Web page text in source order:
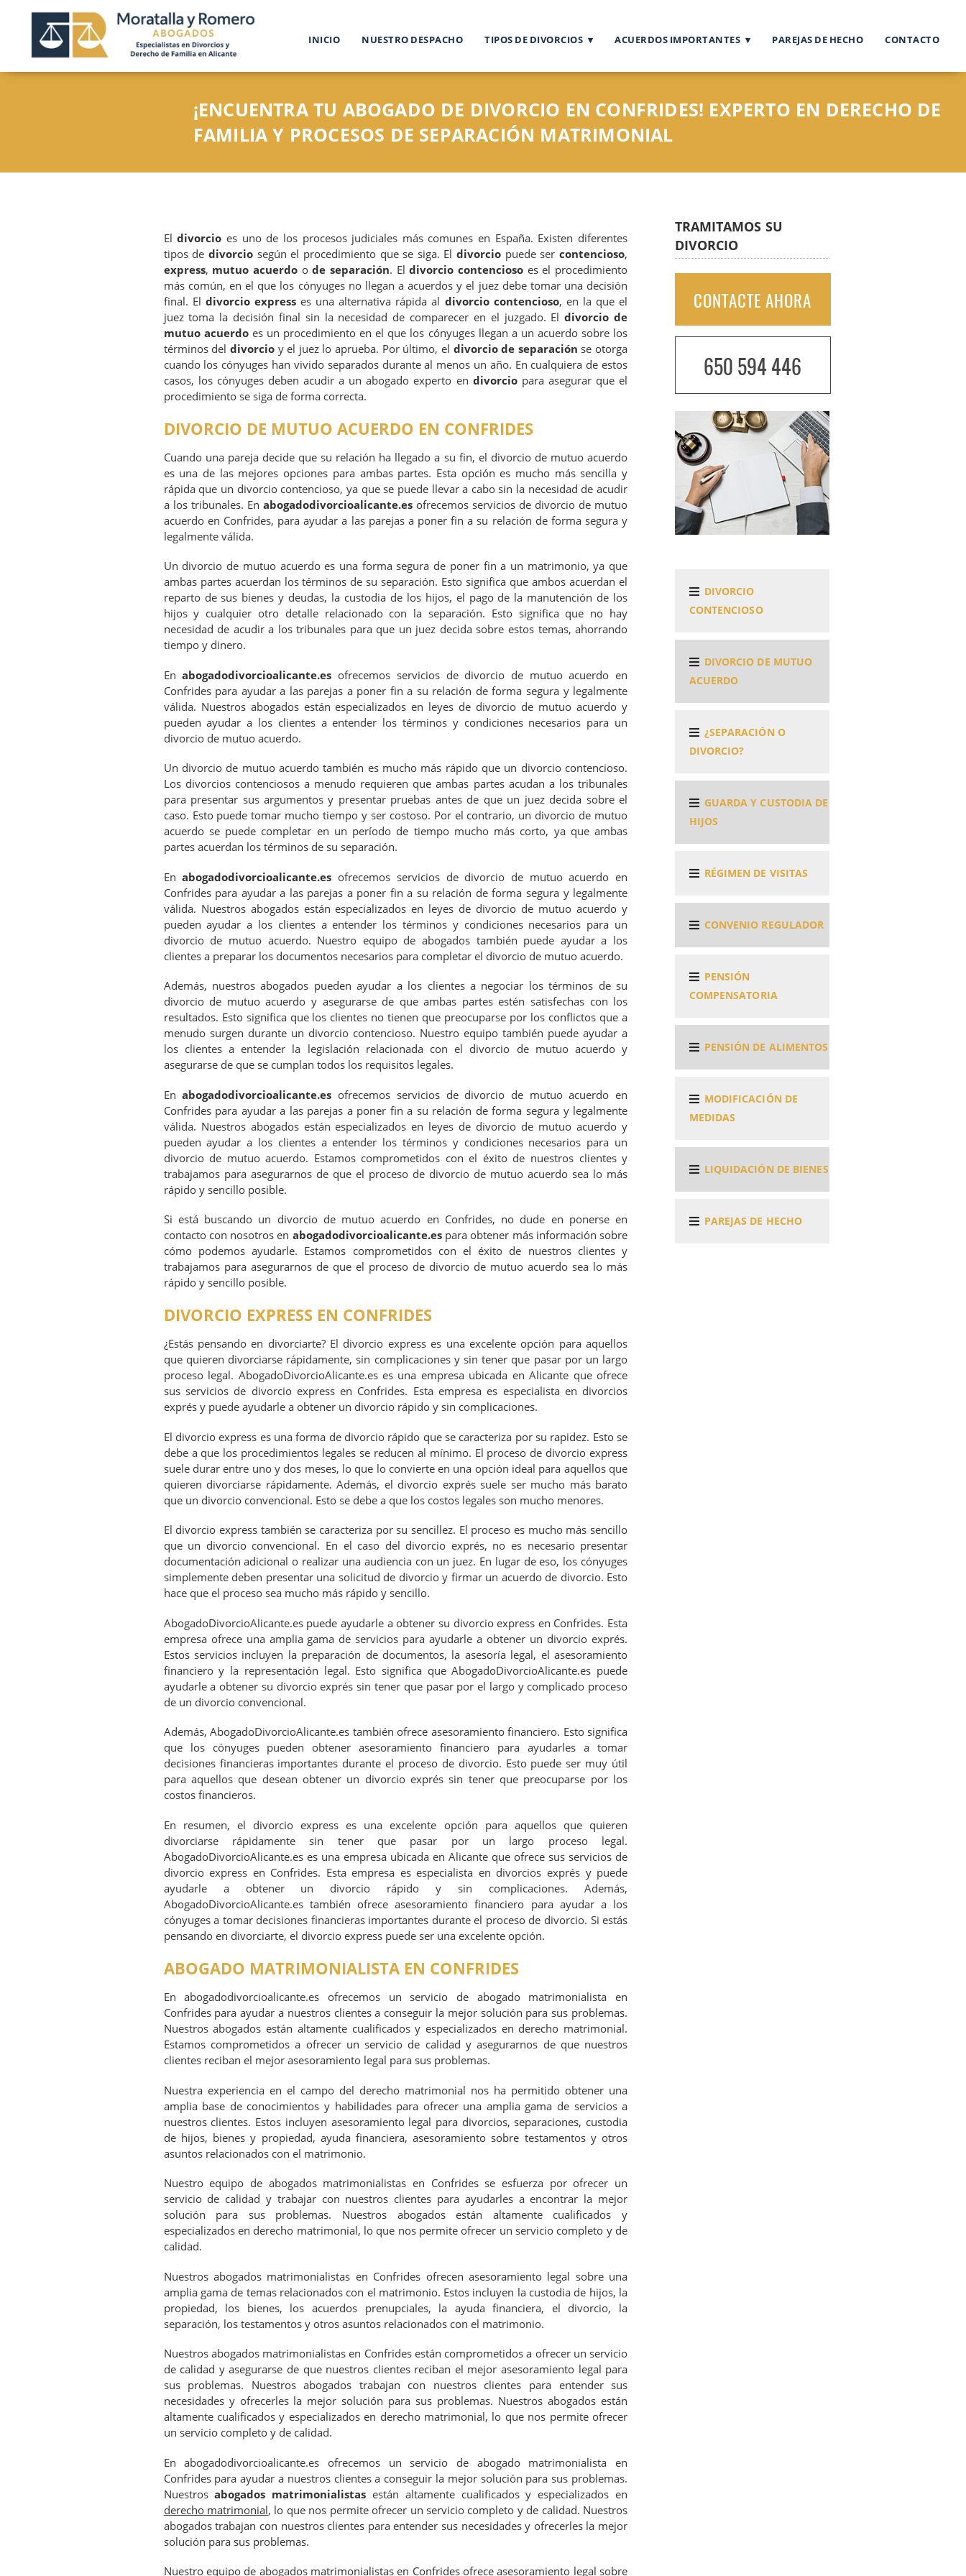
INICIO NUESTRO DESPACHO TIPOS DE DIVORCIOS ACUERDOS IMPORTANTES PAREJAS DE HECHO CONTACTO
¡ENCUENTRA TU ABOGADO DE DIVORCIO EN CONFRIDES! EXPERTO EN DERECHO DE
FAMILIA Y PROCESOS DE SEPARACIÓN MATRIMONIAL
Eldivorcio es uno de los procesos judiciales más comunes en España. Existen diferentes
tipos de divorciosegún el procedimiento que se siga. Eldivorcio puede sercontencioso,
express, mutuo acuerdo ode separación. Eldivorcio contencioso es el procedimiento
más común, en el que los cónyuges no llegan a acuerdos y el juez debe tomar una decisión
final. El divorcio expresses una alternativa rápida al divorcio contencioso, en la que el
juez toma la decisión final sin la necesidad de comparecer en el juzgado. Eldivorcio de
mutuo acuerdoes un procedimiento en el que los cónyuges llegan a un acuerdo sobre los
términos del divorcioy el juez lo aprueba. Por último, el divorcio de separación se otorga
cuando los cónyuges han vivido separados durante al menos un año. En cualquiera de estos
casos, los cónyuges deben acudir a un abogado experto en divorciopara asegurar que el
procedimiento se siga de forma correcta.
DIVORCIO DE MUTUO ACUERDO EN CONFRIDES
Cuando una pareja decide que su relación ha llegado a su fin, el divorcio de mutuo acuerdo
es una de las mejores opciones para ambas partes. Esta opción es mucho más sencilla y
rápida que un divorcio contencioso, ya que se puede llevar a cabo sin la necesidad de acudir
a los tribunales. En abogadodivorcioalicante.esofrecemos servicios de divorcio de mutuo
acuerdo en Confrides, para ayudar a las parejas a poner fin a su relación de forma segura y
legalmente válida.
Un divorcio de mutuo acuerdo es una forma segura de poner fin a un matrimonio, ya que
ambas partes acuerdan los términos de su separación. Esto significa que ambos acuerdan el
reparto de sus bienes y deudas, la custodia de los hijos, el pago de la manutención de los
hijos y cualquier otro detalle relacionado con la separación. Esto significa que no hay
necesidad de acudir a los tribunales para que un juez decida sobre estos temas, ahorrando
tiempo y dinero.
Enabogadodivorcioalicante.es ofrecemos servicios de divorcio de mutuo acuerdo en
Confrides para ayudar a las parejas a poner fin a su relación de forma segura y legalmente
válida. Nuestros abogados están especializados en leyes de divorcio de mutuo acuerdo y
pueden ayudar a los clientes a entender los términos y condiciones necesarios para un
divorcio de mutuo acuerdo.
Un divorcio de mutuo acuerdo también es mucho más rápido que un divorcio contencioso.
Los divorcios contenciosos a menudo requieren que ambas partes acudan a los tribunales
para presentar sus argumentos y presentar pruebas antes de que un juez decida sobre el
caso. Esto puede tomar mucho tiempo y ser costoso. Por el contrario, un divorcio de mutuo
acuerdo se puede completar en un período de tiempo mucho más corto, ya que ambas
partes acuerdan los términos de su separación.
Enabogadodivorcioalicante.es ofrecemos servicios de divorcio de mutuo acuerdo en
Confrides para ayudar a las parejas a poner fin a su relación de forma segura y legalmente
válida. Nuestros abogados están especializados en leyes de divorcio de mutuo acuerdo y
pueden ayudar a los clientes a entender los términos y condiciones necesarios para un
divorcio de mutuo acuerdo. Nuestro equipo de abogados también puede ayudar a los
clientes a preparar los documentos necesarios para completar el divorcio de mutuo acuerdo.
Además, nuestros abogados pueden ayudar a los clientes a negociar los términos de su
divorcio de mutuo acuerdo y asegurarse de que ambas partes estén satisfechas con los
resultados. Esto significa que los clientes no tienen que preocuparse por los conflictos que a
menudo surgen durante un divorcio contencioso. Nuestro equipo también puede ayudar a
los clientes a entender la legislación relacionada con el divorcio de mutuo acuerdo y
asegurarse de que se cumplan todos los requisitos legales.
Enabogadodivorcioalicante.es ofrecemos servicios de divorcio de mutuo acuerdo en
Confrides para ayudar a las parejas a poner fin a su relación de forma segura y legalmente
válida. Nuestros abogados están especializados en leyes de divorcio de mutuo acuerdo y
pueden ayudar a los clientes a entender los términos y condiciones necesarios para un
divorcio de mutuo acuerdo. Estamos comprometidos con el éxito de nuestros clientes y
trabajamos para asegurarnos de que el proceso de divorcio de mutuo acuerdo sea lo más
rápido y sencillo posible.
Si está buscando un divorcio de mutuo acuerdo en Confrides, no dude en ponerse en
contacto con nosotros en abogadodivorcioalicante.espara obtener más información sobre
cómo podemos ayudarle. Estamos comprometidos con el éxito de nuestros clientes y
trabajamos para asegurarnos de que el proceso de divorcio de mutuo acuerdo sea lo más
rápido y sencillo posible.
DIVORCIO EXPRESS EN CONFRIDES
¿Estás pensando en divorciarte? El divorcio express es una excelente opción para aquellos
que quieren divorciarse rápidamente, sin complicaciones y sin tener que pasar por un largo
proceso legal. AbogadoDivorcioAlicante.es es una empresa ubicada en Alicante que ofrece
sus servicios de divorcio express en Confrides. Esta empresa es especialista en divorcios
exprés y puede ayudarle a obtener un divorcio rápido y sin complicaciones.
El divorcio express es una forma de divorcio rápido que se caracteriza por su rapidez. Esto se
debe a que los procedimientos legales se reducen al mínimo. El proceso de divorcio express
suele durar entre uno y dos meses, lo que lo convierte en una opción ideal para aquellos que
quieren divorciarse rápidamente. Además, el divorcio exprés suele ser mucho más barato
que un divorcio convencional. Esto se debe a que los costos legales son mucho menores.
El divorcio express también se caracteriza por su sencillez. El proceso es mucho más sencillo
que un divorcio convencional. En el caso del divorcio exprés, no es necesario presentar
documentación adicional o realizar una audiencia con un juez. En lugar de eso, los cónyuges
simplemente deben presentar una solicitud de divorcio y firmar un acuerdo de divorcio. Esto
hace que el proceso sea mucho más rápido y sencillo.
AbogadoDivorcioAlicante.es puede ayudarle a obtener su divorcio express en Confrides. Esta
empresa ofrece una amplia gama de servicios para ayudarle a obtener un divorcio exprés.
Estos servicios incluyen la preparación de documentos, la asesoría legal, el asesoramiento
financiero y la representación legal. Esto significa que AbogadoDivorcioAlicante.es puede
ayudarle a obtener su divorcio exprés sin tener que pasar por el largo y complicado proceso
de un divorcio convencional.
Además, AbogadoDivorcioAlicante.es también ofrece asesoramiento financiero. Esto significa
que los cónyuges pueden obtener asesoramiento financiero para ayudarles a tomar
decisiones financieras importantes durante el proceso de divorcio. Esto puede ser muy útil
para aquellos que desean obtener un divorcio exprés sin tener que preocuparse por los
costos financieros.
En resumen, el divorcio express es una excelente opción para aquellos que quieren
divorciarse rápidamente sin tener que pasar por un largo proceso legal.
AbogadoDivorcioAlicante.es es una empresa ubicada en Alicante que ofrece sus servicios de
divorcio express en Confrides. Esta empresa es especialista en divorcios exprés y puede
ayudarle a obtener un divorcio rápido y sin complicaciones. Además,
AbogadoDivorcioAlicante.es también ofrece asesoramiento financiero para ayudar a los
cónyuges a tomar decisiones financieras importantes durante el proceso de divorcio. Si estás
pensando en divorciarte, el divorcio express puede ser una excelente opción.
ABOGADO MATRIMONIALISTA EN CONFRIDES
En abogadodivorcioalicante.es ofrecemos un servicio de abogado matrimonialista en
Confrides para ayudar a nuestros clientes a conseguir la mejor solución para sus problemas.
Nuestros abogados están altamente cualificados y especializados en derecho matrimonial.
Estamos comprometidos a ofrecer un servicio de calidad y asegurarnos de que nuestros
clientes reciban el mejor asesoramiento legal para sus problemas.
Nuestra experiencia en el campo del derecho matrimonial nos ha permitido obtener una
amplia base de conocimientos y habilidades para ofrecer una amplia gama de servicios a
nuestros clientes. Estos incluyen asesoramiento legal para divorcios, separaciones, custodia
de hijos, bienes y propiedad, ayuda financiera, asesoramiento sobre testamentos y otros
asuntos relacionados con el matrimonio.
Nuestro equipo de abogados matrimonialistas en Confrides se esfuerza por ofrecer un
servicio de calidad y trabajar con nuestros clientes para ayudarles a encontrar la mejor
solución para sus problemas. Nuestros abogados están altamente cualificados y
especializados en derecho matrimonial, lo que nos permite ofrecer un servicio completo y de
calidad.
Nuestros abogados matrimonialistas en Confrides ofrecen asesoramiento legal sobre una
amplia gama de temas relacionados con el matrimonio. Estos incluyen la custodia de hijos, la
propiedad, los bienes, los acuerdos prenupciales, la ayuda financiera, el divorcio, la
separación, los testamentos y otros asuntos relacionados con el matrimonio.
Nuestros abogados matrimonialistas en Confrides están comprometidos a ofrecer un servicio
de calidad y asegurarse de que nuestros clientes reciban el mejor asesoramiento legal para
sus problemas. Nuestros abogados trabajan con nuestros clientes para entender sus
necesidades y ofrecerles la mejor solución para sus problemas. Nuestros abogados están
altamente cualificados y especializados en derecho matrimonial, lo que nos permite ofrecer
un servicio completo y de calidad.
En abogadodivorcioalicante.es ofrecemos un servicio de abogado matrimonialista en
Confrides para ayudar a nuestros clientes a conseguir la mejor solución para sus problemas.
Nuestrosabogados matrimonialistas están altamente cualificados y especializados en
derecho matrimonial, lo que nos permite ofrecer un servicio completo y de calidad. Nuestros
abogados trabajan con nuestros clientes para entender sus necesidades y ofrecerles la mejor
solución para sus problemas.
Nuestro equipo de abogados matrimonialistas en Confrides ofrece asesoramiento legal sobre
TRAMITAMOS SU
DIVORCIO
CONTACTE AHORA
650 594 446
DIVORCIO
CONTENCIOSO
DIVORCIO DE MUTUO
ACUERDO
¿SEPARACIÓN O
DIVORCIO?
GUARDA Y CUSTODIA DE
HIJOS
RÉGIMEN DE VISITAS
CONVENIO REGULADOR
PENSIÓN
COMPENSATORIA
PENSIÓN DE ALIMENTOS
MODIFICACIÓN DE
MEDIDAS
LIQUIDACIÓN DE BIENES
PAREJAS DE HECHO